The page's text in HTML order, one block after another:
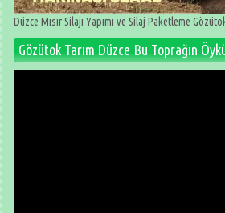
Düzce Mısır Silajı Yapımı ve Silaj Paketleme
Gözütok Tarım Düzce Bu Toprağın